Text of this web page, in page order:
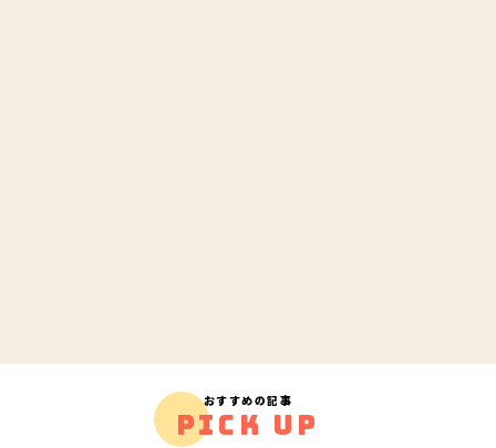
おすすめの記事
PICK UP